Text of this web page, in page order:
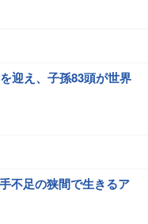
迎え、子孫83頭が世界
不足の狭間で生きるア